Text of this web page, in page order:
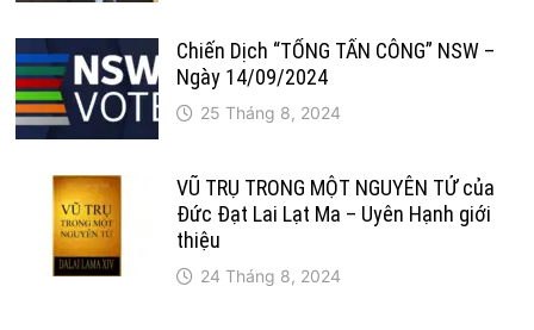
Chiến Dịch “TỔNG TẤN CÔNG” NSW –
Ngày 14/09/2024
25 Tháng 8, 2024
VŨ TRỤ TRONG MỘT NGUYÊN TỬ của
Đức Đạt Lai Lạt Ma – Uyên Hạnh giới
thiệu
24 Tháng 8, 2024